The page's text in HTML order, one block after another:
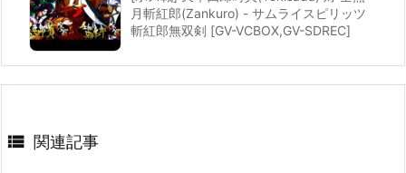
月斬紅郎(Zankuro) - サムライスピリッツ
斬紅郎無双剣 [GV-VCBOX,GV-SDREC]
 関連記事